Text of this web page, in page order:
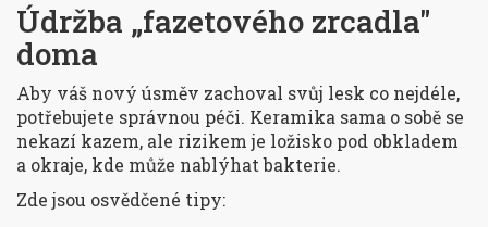
Údržba „fazetového zrcadla"
doma
Aby váš nový úsměv zachoval svůj lesk co nejdéle,
potřebujete správnou péči. Keramika sama o sobě se
nekazí kazem, ale rizikem je ložisko pod obkladem
a okraje, kde může nablýhat bakterie.
Zde jsou osvědčené tipy: